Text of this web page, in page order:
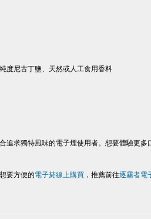
度尼古丁鹽、天然或人工食用香料
追求獨特風味的電子煙使用者。想要體驗更多
要方便的電子菸線上購買 ，推薦前往逐霧者電